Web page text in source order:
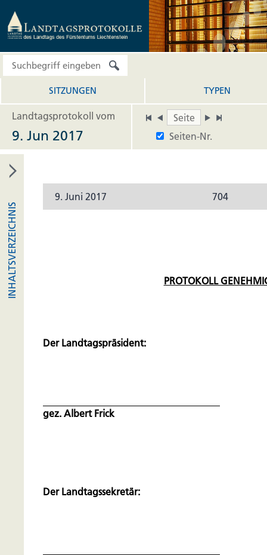
SITZUNGEN TYPEN
Landtagsprotokoll vom
Seiten-Nr.
9. Jun 2017
INHALTSVERZEICHNIS
9. Juni 2017 704
PROTOKOLL
Der Landtagspräsident:
gez. Albert Frick
Der Landtagssekretär: